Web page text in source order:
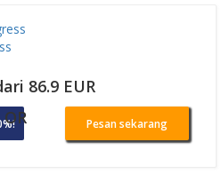
86.9 EUR
OR Pesan sekarang